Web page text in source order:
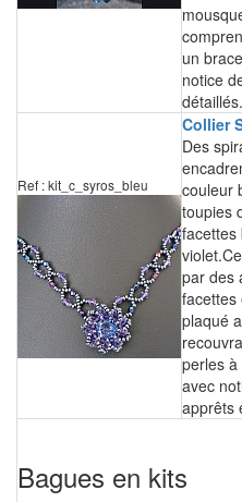
un
notice
détaillés.
Ref : kit_c_syros_bleu
Collier
Des
couleur
toupies
facettes
par des
facettes
plaqué
perles
avec
apprêts
Bagues en kits